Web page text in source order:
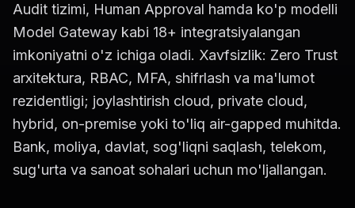
Audit tizimi, Human Approval hamda ko'p modelli
Model Gateway kabi 18+ integratsiyalangan
imkoniyatni o'z ichiga oladi. Xavfsizlik: Zero Trust
arxitektura, RBAC, MFA, shifrlash va ma'lumot
rezidentligi; joylashtirish cloud, private cloud,
hybrid, on-premise yoki to'liq air-gapped muhitda.
Bank, moliya, davlat, sog'liqni saqlash, telekom,
sug'urta va sanoat sohalari uchun mo'ljallangan.